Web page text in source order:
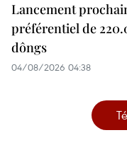
Lancement
préférentiel de
dôngs
04/08/2026 04:38